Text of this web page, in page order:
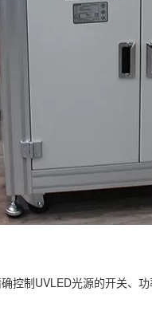
制UVLED光源的开关、